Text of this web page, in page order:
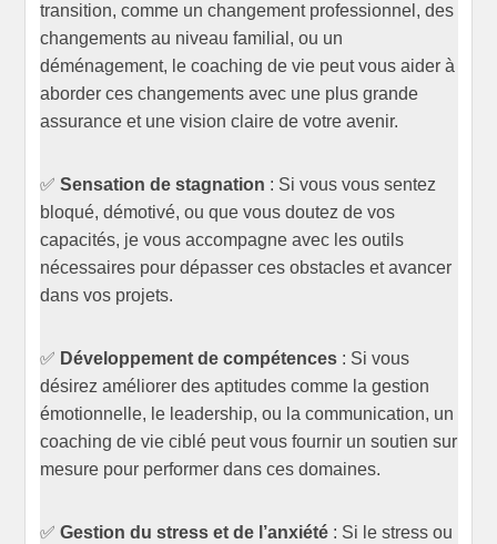
transition, comme un changement professionnel, des
changements au niveau familial, ou un
déménagement, le coaching de vie peut vous aider à
aborder ces changements avec une plus grande
assurance et une vision claire de votre avenir.
✅ Sensation de stagnation : Si vous vous sentez
bloqué, démotivé, ou que vous doutez de vos
capacités, je vous accompagne avec les outils
nécessaires pour dépasser ces obstacles et avancer
dans vos projets.
✅ Développement de compétences : Si vous
désirez améliorer des aptitudes comme la gestion
émotionnelle, le leadership, ou la communication, un
coaching de vie ciblé peut vous fournir un soutien sur
mesure pour performer dans ces domaines.
✅ Gestion du stress et de l’anxiété: Si le stress ou